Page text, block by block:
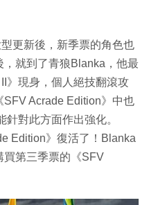
更新後，新季票的角色也
就到了青狼Blanka，他最
》現身，個人絕技翻滾攻
Acrade Edition》中也
對此方面作出強化。
Edition》復活了！Blanka
買第三季票的《SFV